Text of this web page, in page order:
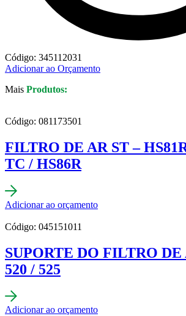
Código: 345112031
Adicionar ao Orçamento
Mais Produtos:
Código: 081173501
FILTRO DE AR ST –
TC / HS86R
Adicionar ao orçamento
Código: 045151011
SUPORTE DO FILTRO
520 / 525
Adicionar ao orçamento